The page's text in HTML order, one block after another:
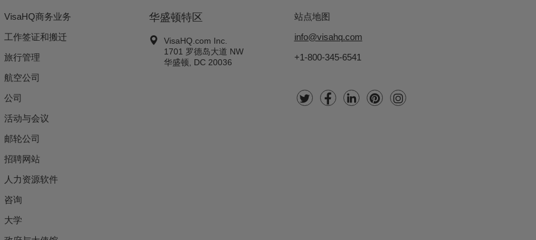
VisaHQ商务业务
工作签证和搬迁
旅行管理
航空公司
公司
活动与会议
邮轮公司
招聘网站
人力资源软件
咨询
大学
华盛顿特区
VisaHQ.com Inc.
1701 罗德岛大道 NW
华盛顿
DC 20036
站点地图
info@visahq.com
+1-800-345-6541